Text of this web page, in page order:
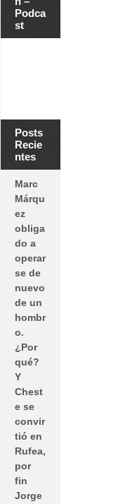
Podca
st
Posts
Recie
ntes
Marc
Márqu
ez
obliga
do a
operar
se de
nuevo
de un
hombr
o.
¿Por
qué?
Y
Chest
e se
convir
tió en
Rufea,
por
fin
Jorge